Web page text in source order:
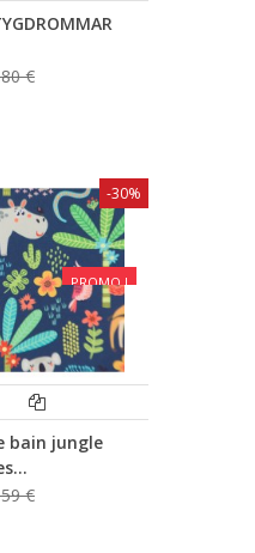
€
PROMO !
bain jungle
€
-30%